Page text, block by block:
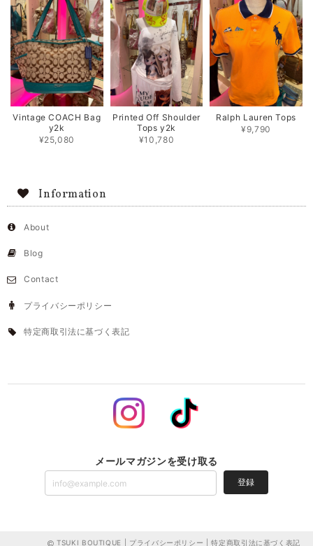
Vintage COACH Bag
y2k
¥25,080
Printed Off Shoulder
Tops y2k
¥10,780
Ralph Lauren Tops
¥9,790
Information
About
Blog
Contact
プライバシーポリシー
特定商取引法に基づく表記
メールマガジンを受け取る
登録
TSUKI BOUTIQUE | プライバシーポリシー |特定商取引法に基づく表記